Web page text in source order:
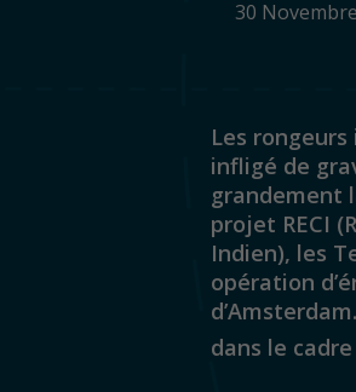
30
Les
infligé de
grandement
projet RECI
Indien), les
opération
dans le cadre